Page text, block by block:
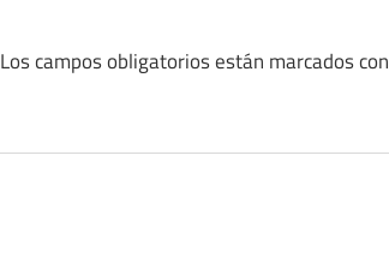
Los campos obligatorios están marcados con